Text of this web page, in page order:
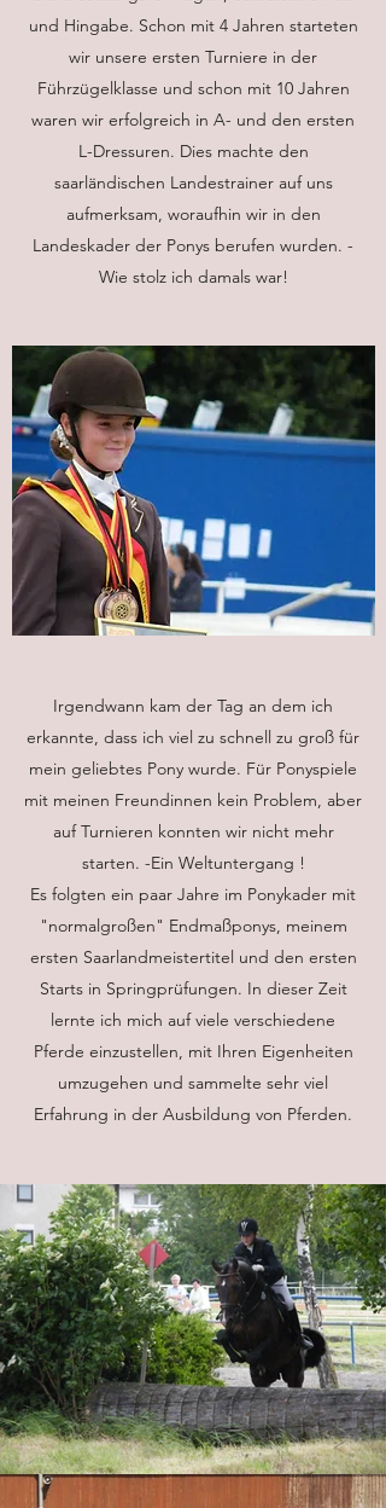
und Hingabe. Schon mit 4 Jahren starteten
wir unsere ersten Turniere in der
Führzügelklasse und schon mit 10 Jahren
waren wir erfolgreich in A- und den ersten
L-Dressuren. Dies machte den
saarländischen Landestrainer auf uns
aufmerksam, woraufhin wir in den
Landeskader der Ponys berufen wurden. -
Wie stolz ich damals war!
Irgendwann kam der Tag an dem ich
erkannte, dass ich viel zu schnell zu groß für
mein geliebtes Pony wurde. Für Ponyspiele
mit meinen Freundinnen kein Problem, aber
auf Turnieren konnten wir nicht mehr
starten. -Ein Weltuntergang !
Es folgten ein paar Jahre im Ponykader mit
"normalgroßen" Endmaßponys, meinem
ersten Saarlandmeistertitel und den ersten
Starts in Springprüfungen. In dieser Zeit
lernte ich mich auf viele verschiedene
Pferde einzustellen, mit Ihren Eigenheiten
umzugehen und sammelte sehr viel
Erfahrung in der Ausbildung von Pferden.